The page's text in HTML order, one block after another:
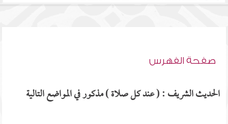
صفحة الفهرس
الحديث الشريف : ( عند كل صلاة ) مذكور في المواضع التالية